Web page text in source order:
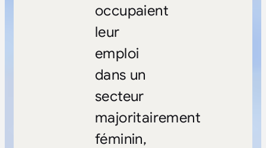
occupaient
leur
emploi
dans un
secteur
majoritairement
féminin,